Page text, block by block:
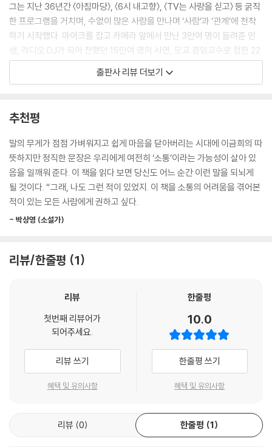
선배들이 태어나 자라던 시절은 베이비붐의 막바지였을 겁니다. 인구도 폭
발적으로 늘어나고, 집에서도 식구가 많아 북적거리던 시절. 외동은 눈을
씻고 봐도 찾을 수 없고, 두셋 정도가 아니라 네다섯…, 심지어 10남매도
있었던 시절입니다.
가족끼리 외식도 어렵고, 회사에서 회식도 쉽지 않았죠. 회식하면 비싸서
못 먹었던 고기를 먹는다는 은근한 기쁨도 있었을 겁니다.
훨씬 늘어났습니다. 어린 시절부터 이런저런 식당에도 다 가보게 되죠. 메
합니다. 요즘 말로 ‘취존’, 취향이 존중되는 분위기가 편안한 겁니다.
--- p.105 「2장. 서로의 다름을 인정하자고요」 중에서
오래 알고 지낸다고 다 ‘친구’일까요? 친구의 사전적 의미는 ‘가깝게 오래
사귄 사람’이라고 해요. 그렇다면 상습적으로 돈을 빌려 간 후에 갚지 않는
사람, 새 물건을 빌려 달라거나 써본다는 그 사람은 ‘친구’가 아닌 것 아닐
그런 분에게 권하고 싶은 방법이 있습니다. ‘거절 연습.’ 그게 연습한다고
현관에서 외치라는 전문가도 있습니다. “싫어요. 싫습니다. 싫다니까요!”
단어를 입 밖에 낼 수가 있다는 거예요.
마음 여리고 인간관계가 넓지 않은 분들이 두려워하는 건 이겁니다. ‘그나
마 몇 안 되는 친구인데, 내가 싫다고 거절하면 친구 관계가 끝나는 것 아닐
까?’ 그럼 끝내시면 됩니다.
--- p.187 「3장. 나는 왜 나 말에 상처받을까?」 중에서
니다. 그러면 그들은 젊은 여자 후배들이 좋아하는 거라 멋대로 생각하고,
그런 행위나 발언을 강화하게 될 것입니다. 그러니 한 사람 한 사람 용기를
그는 지난 36년간 〈아침마당〉, 〈6시 내고향〉, 〈TV는 사랑을 싣고〉 등 굵직
한 프로그램을 거치며, 수없이 많은 사람을 만나며 ‘사람’과 ‘관계’에 천착
하기 시작했다. 마이크를 잡고 카메라 앞에서 만난 3만여 명이 들려준 인
생, 라디오 DJ가 되어 전했던 15만여 명의 사연, 모교 겸임교수로 접한 22
00여 명 학생들의 이야기, 매주 12만여 명 구독자와 함께하는 유튜브, 그
리고 매년 전국을 돌며 만나는 강연장의 청중까지. 그가 하는 일에는 모두
수 있기를 바라는 마음이 신작 『공감에 관하여』 담겨 있다.
강연을 하러 갔다가 “요즘 2030 세대를 잘 모르겠어요.”라는 4050 세대
의 말을 듣고, 젊은 세대와 소통의 다리를 놓아야겠다고 생각하며 본격적
인 집필을 시작했다. 후배들은 물론, 주변 2030 세대 48명과 직접 만나기
도, 전화를 하기도, 이메일을 주고받기도 했다. 그들이 하는 말을 듣고, 그
임을 깨달았다. 이 책을 통해 독자들도 ‘그래, 맞아. 나도 그랬지.’ 그렇게 고
“누구나 혼자서는 살아가기 힘든 세상이기에”
생각보다 많은 이가 가족과 친구와 동료와 대화하다가 상처받는다. 문제는
상처 준 사람은 전혀 의도하지 않았다는 점이다. 이금희 아나운서는 ‘소
통’을 주제로 한 강연에서 “부모님과 직장 선배들과 소통이 잘 되나요?”라
는 질문을 던져보면 대번 ‘아니’라는 대답이 나온다며 소통 갈등이 심각함
을 매번 깨닫는다고 한다. 모든 말은 나이, 직업, 성별, 자라온 환경에 따라
불편한 말일 수도, 때로는 아무렇지 않은 말일 수도 있다. 그러나, 대부분은
하면 금방 마음을 닫고 더 이상 대화하려 하지 않는다.
출판사 리뷰 더보기
추천평
말의 무게가 점점 가벼워지고 쉽게 마음을 닫아버리는 시대에 이금희의 따
뜻하지만 정직한 문장은 우리에게 여전히 ‘소통’이라는 가능성이 살아 있
음을 일깨워 준다. 이 책을 읽다 보면 당신도 어느 순간 이런 말을 되뇌게
될 것이다. “그래, 나도 그런 적이 있었지. 이 책을 소통의 어려움을 겪어본
적이 있는 모든 사람에게 권하고 싶다.
- 박상영 (소설가)
리뷰/한줄평 1
리뷰
첫번째 리뷰어가
되어주세요.
리뷰 쓰기
혜택 및 유의사항
한줄평
10.0
한줄평 쓰기
혜택 및 유의사항
리뷰 0 한줄평 1